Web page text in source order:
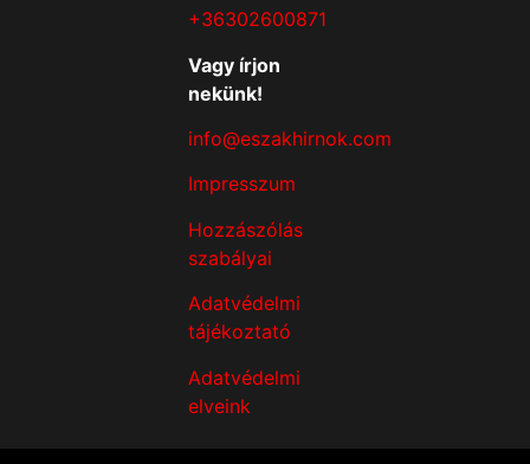
+36302600871
Vagy írjon
nekünk!
info@eszakhirnok.com
Impresszum
Hozzászólás
szabályai
Adatvédelmi
tájékoztató
Adatvédelmi
elveink